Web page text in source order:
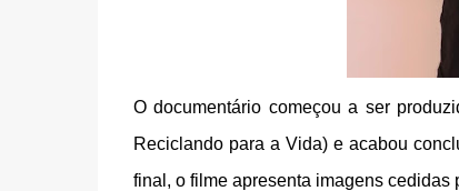
O documentário começou a ser
Reciclando para a Vida) e acabou
final, o filme apresenta imagens